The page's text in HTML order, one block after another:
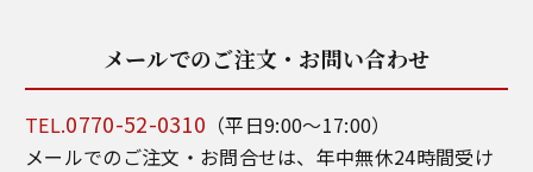
メールでのご注文・お問い合わせ
TEL.0770-52-0310 （平日9:00～17:00）
メールでのご注文・お問合せは、年中無休24時間受け